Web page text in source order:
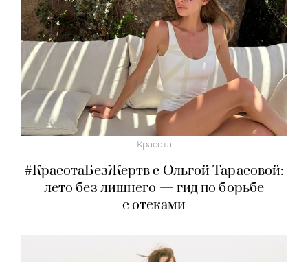
Красота
#КрасотаБезЖертв с Ольгой Тарасовой:
лето без лишнего — гид по борьбе
с отеками